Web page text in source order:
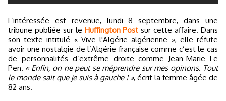
L’intéressée est revenue, lundi 8 septembre, dans une
tribune publiée sur le Huffington Post sur cette affaire. Dans
son texte intitulé « Vive l'Algérie algérienne », elle réfute
avoir une nostalgie de l’Algérie française comme c’est le cas
de personnalités d’extrême droite comme Jean-Marie Le
Pen. « Enfin, on ne peut se méprendre sur mes opinons. Tout
le monde sait que je suis à gauche ! », écrit la femme âgée de
82 ans.